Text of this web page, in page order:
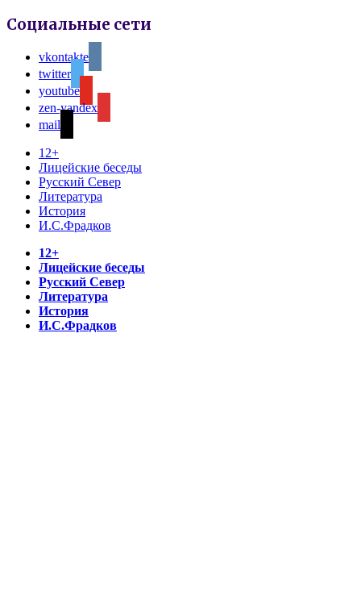
Социальные сети
vkontakte
twitter
youtube
zen-yandex
mail
12+
Лицейские беседы
Русский Север
Литература
История
И.С.Фрадков
12+
Лицейские беседы
Русский Север
Литература
История
И.С.Фрадков